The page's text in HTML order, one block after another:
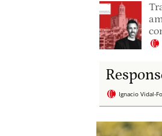
Ignacio Vidal-